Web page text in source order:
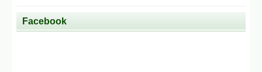
Facebook